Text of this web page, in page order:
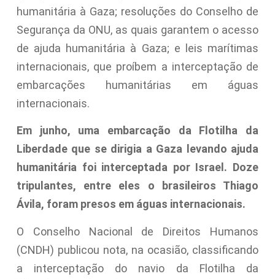
humanitária à Gaza; resoluções do Conselho de
Segurança da ONU, as quais garantem o acesso
de ajuda humanitária à Gaza; e leis marítimas
internacionais, que proíbem a interceptação de
embarcações humanitárias em águas
internacionais.
Em junho, uma embarcação da Flotilha da
Liberdade que se dirigia a Gaza levando ajuda
humanitária foi interceptada por Israel. Doze
tripulantes, entre eles o brasileiros Thiago
Ávila, foram presos em águas internacionais.
O Conselho Nacional de Direitos Humanos
(CNDH) publicou nota, na ocasião, classificando
a interceptação do navio da Flotilha da